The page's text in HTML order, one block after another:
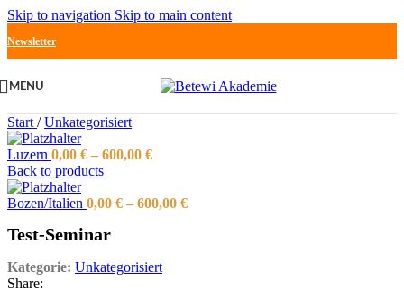
Skip to navigation Skip to main content
Newsletter
MENU
Start / Unkategorisiert
Luzern 0,00 € – 600,00 €
Back to products
Bozen/Italien 0,00 € – 600,00 €
Test-Seminar
Kategorie: Unkategorisiert
Share: